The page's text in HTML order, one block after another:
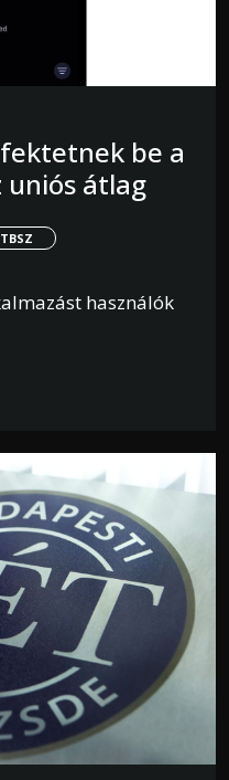
be a
uniós átlag
használók